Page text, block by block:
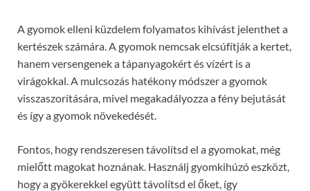
A gyomok elleni küzdelem folyamatos kihívást jelenthet a
kertészek számára. A gyomok nemcsak elcsúfítják a kertet,
hanem versengenek a tápanyagokért és vízért is a
virágokkal. A mulcsozás hatékony módszer a gyomok
visszaszorítására, mivel megakadályozza a fény bejutását
és így a gyomok növekedését.
Fontos, hogy rendszeresen távolítsd el a gyomokat, még
mielőtt magokat hoznának. Használj gyomkihúzó eszközt,
hogy a gyökerekkel együtt távolítsd el őket, így